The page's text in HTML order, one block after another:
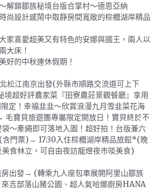
解鎖鄒族秘境台版合掌村～德恩亞納
尚設計感鬧中取靜房間寬敞的棕櫚湖岸精品
家喜愛超美又有特色的安娜與國王，兩人以
大床！
好的中秋連休假期！
松江南京出發(外縣市順路交流道可上下
超好評農家菜『田寮農莊景觀餐廳』享用
定！幸福韭韭～欣賞浪漫九月雪韭菜花海
寶貝旅遊團專屬限定開放日！寶貝終於不
～牽繩即可落地入園！超好拍！台版兼六
含門票)→ 17:30入住棕櫚湖岸精品旅館*(晚
食林立，可自由夜訪龍燈夜市啖美食)
出發→ (轉乘九人座包車展開阿里山鄒族
吉部落山豬公園、超人氣哈娜廚房HANA